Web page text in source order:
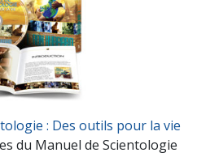
: Des outils pour la vie
du Manuel de Scientologie